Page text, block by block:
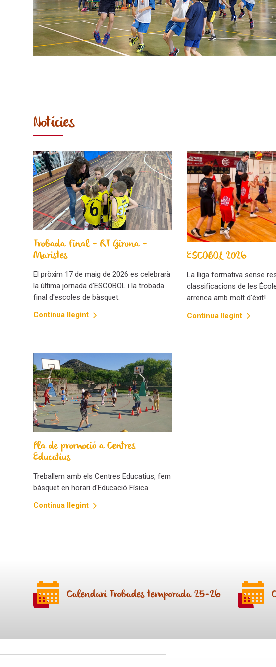
Notícies
Trobada Final - RT Girona -
Maristes
El pròxim 17 de maig de 2026 es celebrarà
la última jornada d'ESCOBOL i la trobada
final d'escoles de bàsquet.
Continua llegint
ESCOBOL 2026
La lliga formativa sense
classificacions de les
arrenca amb molt d'èxit!
Continua llegint
Pla de promoció a Centres
Educatius
Treballem amb els Centres Educatius, fem
bàsquet en horari d'Educació Física.
Continua llegint
Calendari Trobades temporada 25-26